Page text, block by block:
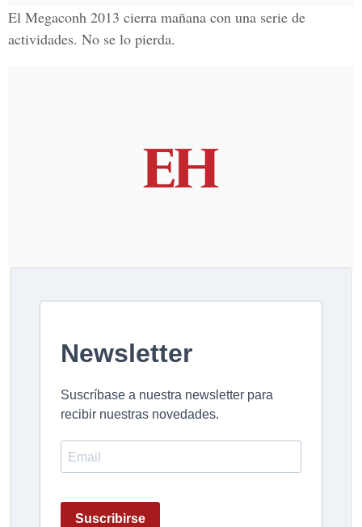
El Megaconh 2013 cierra mañana con una serie de
actividades. No se lo pierda.